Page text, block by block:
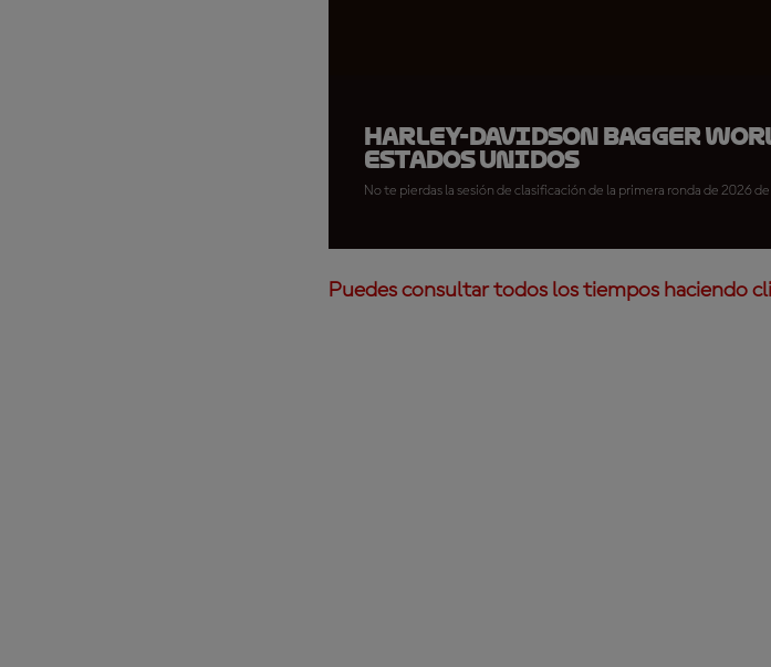
Harley-Davidson Bagger
Estados Unidos
No te pierdas la sesión de clasificación de la primera ronda de 2026
Puedes consultar todos los tiempos haciendo